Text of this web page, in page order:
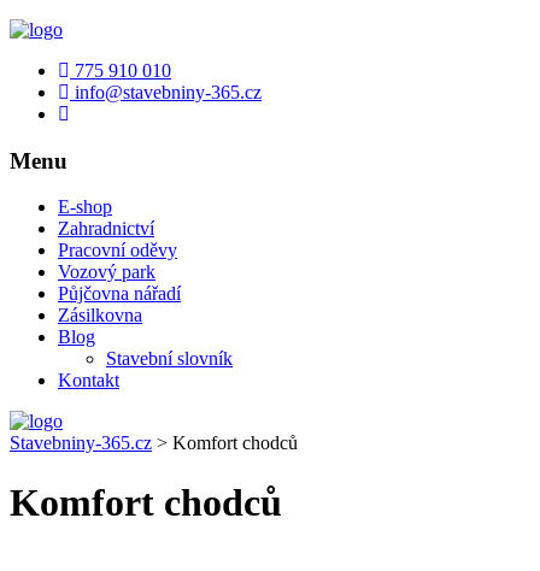
775 910 010
info@stavebniny-365.cz
Menu
E-shop
Zahradnictví
Pracovní oděvy
Vozový park
Půjčovna nářadí
Zásilkovna
Blog
Stavební slovník
Kontakt
Stavebniny-365.cz > Komfort chodců
Komfort chodců